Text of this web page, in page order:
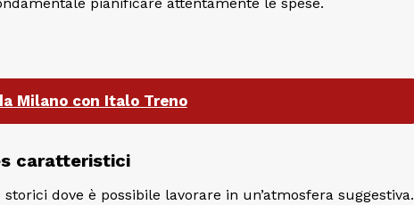
Milano con Italo Treno
caratteristici
dove è possibile lavorare in un’atmosfera suggestiva.